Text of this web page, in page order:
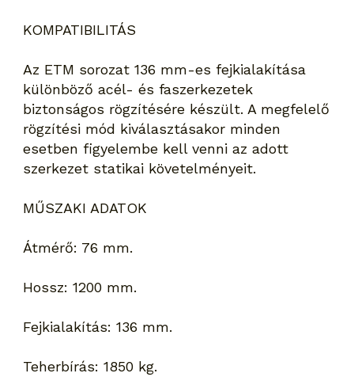
KOMPATIBILITÁS
Az ETM sorozat 136 mm-es fejkialakítása
különböző acél- és faszerkezetek
biztonságos rögzítésére készült. A megfelelő
rögzítési mód kiválasztásakor minden
esetben figyelembe kell venni az adott
szerkezet statikai követelményeit.
MŰSZAKI ADATOK
Átmérő: 76 mm.
Hossz: 1200 mm.
Fejkialakítás: 136 mm.
Teherbírás: 1850 kg.